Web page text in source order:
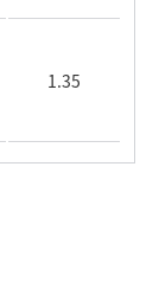
1.35